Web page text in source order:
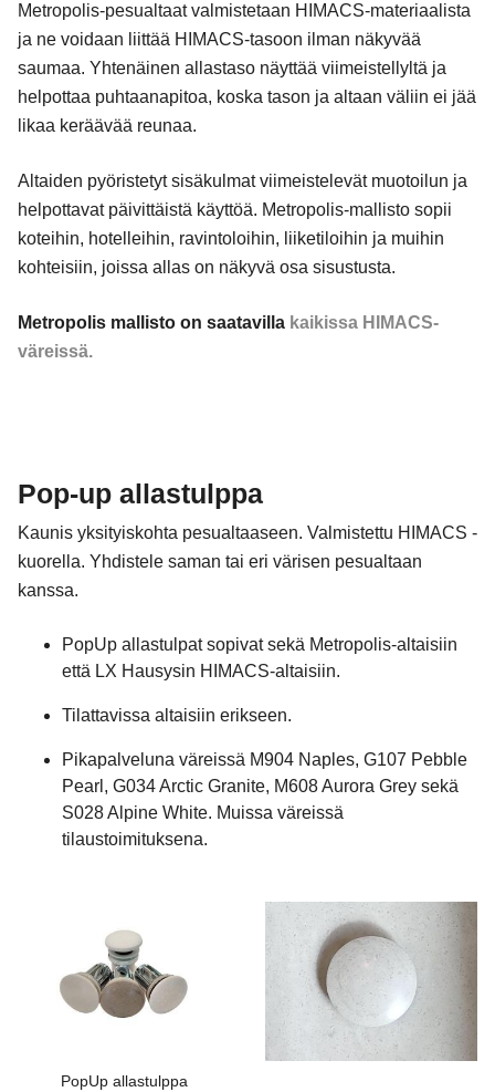
Metropolis-pesualtaat valmistetaan HIMACS-materiaalista
ja ne voidaan liittää HIMACS-tasoon ilman näkyvää
saumaa. Yhtenäinen allastaso näyttää viimeistellyltä ja
helpottaa puhtaanapitoa, koska tason ja altaan väliin ei jää
likaa keräävää reunaa.
Altaiden pyöristetyt sisäkulmat viimeistelevät muotoilun ja
helpottavat päivittäistä käyttöä. Metropolis-mallisto sopii
koteihin, hotelleihin, ravintoloihin, liiketiloihin ja muihin
kohteisiin, joissa allas on näkyvä osa sisustusta.
Metropolis mallisto on saatavilla kaikissa HIMACS-
väreissä.
Pop-up allastulppa
Kaunis yksityiskohta pesualtaaseen. Valmistettu HIMACS -
kuorella. Yhdistele saman tai eri värisen pesualtaan
kanssa.
PopUp allastulpat sopivat sekä Metropolis-altaisiin
että LX Hausysin HIMACS-altaisiin.
Tilattavissa altaisiin erikseen.
Pikapalveluna väreissä M904 Naples, G107 Pebble
Pearl, G034 Arctic Granite, M608 Aurora Grey sekä
S028 Alpine White. Muissa väreissä
tilaustoimituksena.
PopUp allastulppa